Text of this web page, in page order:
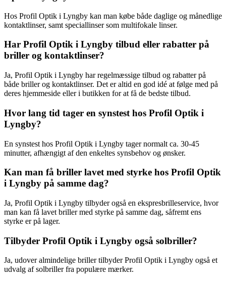
Hos Profil Optik i Lyngby kan man købe både daglige og månedlige
kontaktlinser, samt speciallinser som multifokale linser.
Har Profil Optik i Lyngby tilbud eller rabatter på
briller og kontaktlinser?
Ja, Profil Optik i Lyngby har regelmæssige tilbud og rabatter på
både briller og kontaktlinser. Det er altid en god idé at følge med på
deres hjemmeside eller i butikken for at få de bedste tilbud.
Hvor lang tid tager en synstest hos Profil Optik i
Lyngby?
En synstest hos Profil Optik i Lyngby tager normalt ca. 30-45
minutter, afhængigt af den enkeltes synsbehov og ønsker.
Kan man få briller lavet med styrke hos Profil Optik
i Lyngby på samme dag?
Ja, Profil Optik i Lyngby tilbyder også en ekspresbrilleservice, hvor
man kan få lavet briller med styrke på samme dag, såfremt ens
styrke er på lager.
Tilbyder Profil Optik i Lyngby også solbriller?
Ja, udover almindelige briller tilbyder Profil Optik i Lyngby også et
udvalg af solbriller fra populære mærker.